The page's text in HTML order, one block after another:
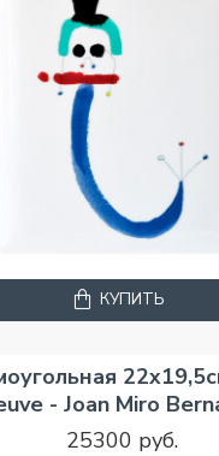
- Joan Miro
25300 руб.
КУПИТЬ